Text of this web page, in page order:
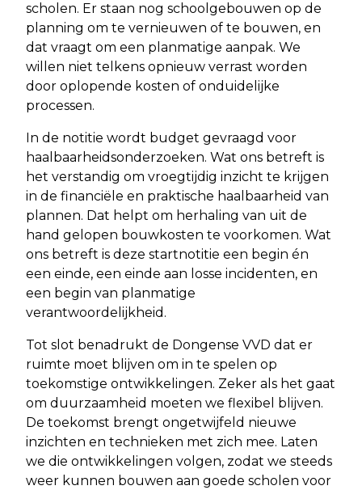
scholen. Er staan nog schoolgebouwen op de
planning om te vernieuwen of te bouwen, en
dat vraagt om een planmatige aanpak. We
willen niet telkens opnieuw verrast worden
door oplopende kosten of onduidelijke
processen.
In de notitie wordt budget gevraagd voor
haalbaarheidsonderzoeken. Wat ons betreft is
het verstandig om vroegtijdig inzicht te krijgen
in de financiële en praktische haalbaarheid van
plannen. Dat helpt om herhaling van uit de
hand gelopen bouwkosten te voorkomen. Wat
ons betreft is deze startnotitie een begin én
een einde, een einde aan losse incidenten, en
een begin van planmatige
verantwoordelijkheid.
Tot slot benadrukt de Dongense VVD dat er
ruimte moet blijven om in te spelen op
toekomstige ontwikkelingen. Zeker als het gaat
om duurzaamheid moeten we flexibel blijven.
De toekomst brengt ongetwijfeld nieuwe
inzichten en technieken met zich mee. Laten
we die ontwikkelingen volgen, zodat we steeds
weer kunnen bouwen aan goede scholen voor